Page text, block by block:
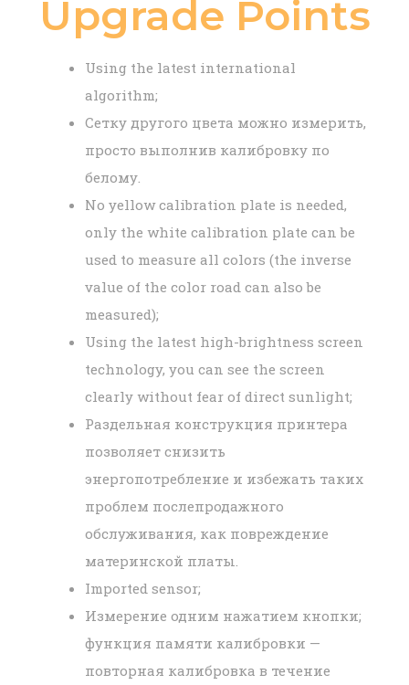
Upgrade Points
Using the latest international
algorithm;
Сетку другого цвета можно измерить,
просто выполнив калибровку по
белому.
No yellow calibration plate is needed,
only the white calibration plate can be
used to measure all colors (the inverse
value of the color road can also be
measured);
Using the latest high-brightness screen
technology, you can see the screen
clearly without fear of direct sunlight;
Раздельная конструкция принтера
позволяет снизить
энергопотребление и избежать таких
проблем послепродажного
обслуживания, как повреждение
материнской платы.
Imported sensor;
Измерение одним нажатием кнопки;
функция памяти калибровки —
повторная калибровка в течение